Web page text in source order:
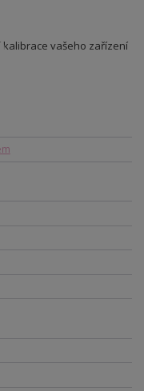
vašeho zařízení